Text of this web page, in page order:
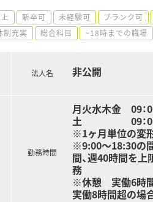
新卒可 未経験可 ブランク可
制充実 総合科目 ~18時までの職場
法人名 非公開
勤務時間
月火水木金 09：
土 09：00～
※1ヶ月単位の変
※9:00～18:30の
間、週40時間を
務
※休憩 実働6時間
実働8時間超の場